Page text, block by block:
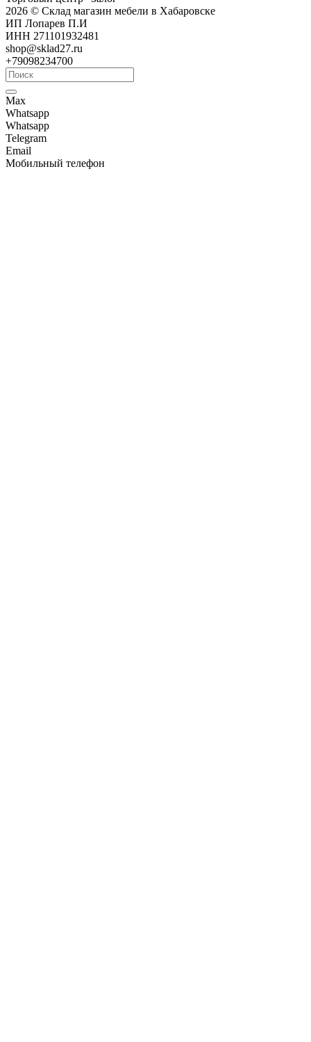
2026 © Склад магазин мебели в Хабаровске
ИП Лопарев П.И
ИНН 271101932481
shop@sklad27.ru
+79098234700
Max
Whatsapp
Whatsapp
Telegram
Email
Мобильный телефон